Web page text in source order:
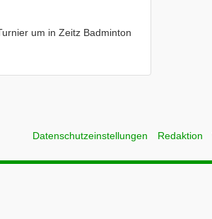
um in Zeitz Badminton
Datenschutzeinstellungen Redaktion